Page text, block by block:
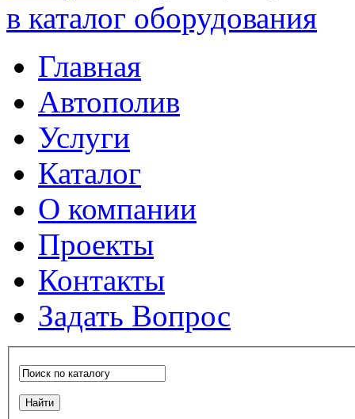
в каталог оборудования
Главная
Автополив
Услуги
Каталог
О компании
Проекты
Контакты
Задать Вопрос